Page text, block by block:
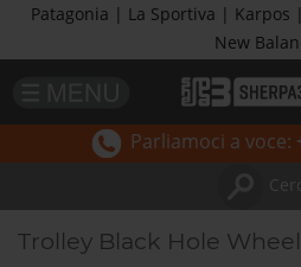
Patagonia | La Sportiva | Karpos
New
Parliamoci a voce:
Trolley Black Hole